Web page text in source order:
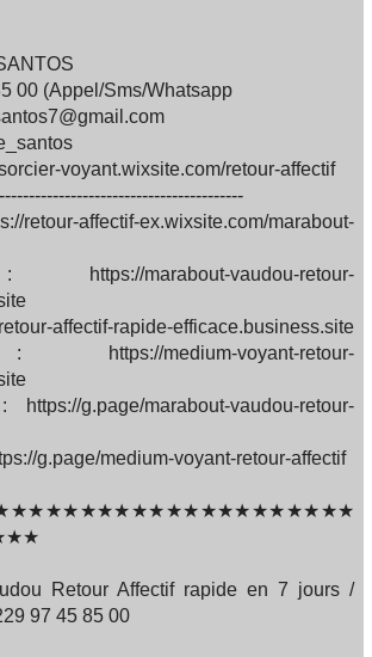
00 (Appel/Sms/Whatsapp
voyant.wixsite.com/retour-affectif
retour-affectif-ex.wixsite.com/marabout-
marabout-vaudou-retour-
affectif-rapide-efficace.business.site
medium-voyant-retour-
g.page/marabout-vaudou-retour-
g.page/medium-voyant-retour-affectif
Retour Affectif rapide en 7 jours /
97 45 85 00